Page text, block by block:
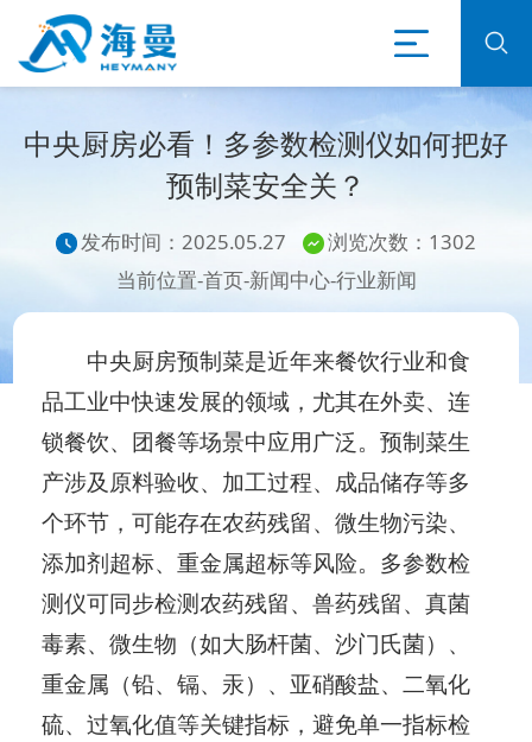
中央厨房必看！多参数检测仪如何把好
预制菜安全关？
发布时间：2025.05.27
浏览次数：1302
当前位置-首页-新闻中心-行业新闻
中央厨房预制菜是近年来餐饮行业和食
品工业中快速发展的领域，尤其在外卖、连
锁餐饮、团餐等场景中应用广泛。预制菜生
产涉及原料验收、加工过程、成品储存等多
个环节，可能存在农药残留、微生物污染、
添加剂超标、重金属超标等风险。多参数检
测仪可同步检测农药残留、兽药残留、真菌
毒素、微生物（如大肠杆菌、沙门氏菌）、
重金属（铅、镉、汞）、亚硝酸盐、二氧化
硫、过氧化值等关键指标，避免单一指标检